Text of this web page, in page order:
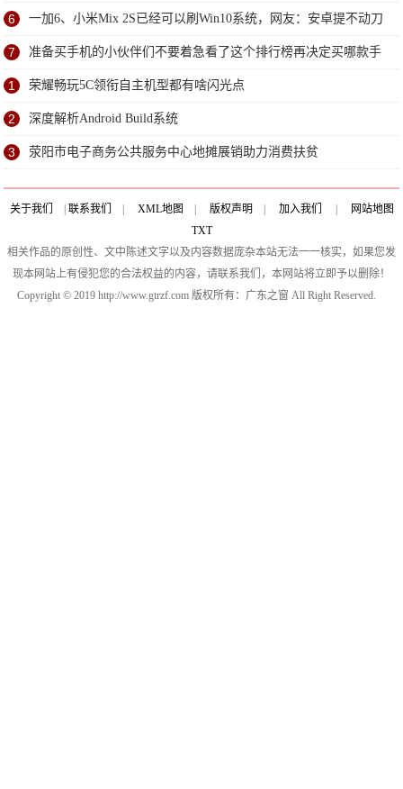
6 一加6、小米Mix 2S已经可以刷Win10系统，网友：安卓提不动刀
了？
7 准备买手机的小伙伴们不要着急看了这个排行榜再决定买哪款手
机吧
1 荣耀畅玩5C领衔自主机型都有啥闪光点
2 深度解析Android Build系统
3 荥阳市电子商务公共服务中心地摊展销助力消费扶贫
关于我们 联系我们 XML地图 版权声明 加入我们
网站地图
TXT
相关作品的原创性、文中陈述文字以及内容数据庞杂本站无法一一核实，如果您发
现本网站上有侵犯您的合法权益的内容，请联系我们，本网站将立即予以删除！
Copyright © 2019 http://www.gtrzf.com 版权所有：广东之窗 All Right Reserved.